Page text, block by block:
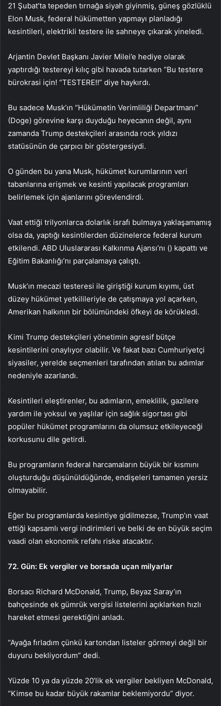
21 Şubat’ta tepeden tırnağa siyah giyinmiş, güneş gözlüklü
Elon Musk, federal hükümetten yapmayı planladığı
kesintileri, elektrikli testere ile sahneye çıkarak yineledi.
Arjantin Devlet Başkanı Javier Milei’e hediye olarak
yaptırdığı testereyi kılıç gibi havada tutarken “Bu testere
bürokrasi için! “TESTERE!!” diye haykırdı.
Bu sadece Musk’ın “Hükümetin Verimliliği Departmanı”
(Doge) görevine karşı duyduğu heyecanın değil, aynı
zamanda Trump destekçileri arasında rock yıldızı
statüsünün de çarpıcı bir göstergesiydi.
O günden bu yana Musk, hükümet kurumlarının veri
tabanlarına erişmek ve kesinti yapılacak programları
belirlemek için ajanlarını görevlendirdi.
Vaat ettiği trilyonlarca dolarlık israfı bulmaya yaklaşamamış
olsa da, yaptığı kesintilerden düzinelerce federal kurum
etkilendi. ABD Uluslararası Kalkınma Ajansı’nı () kapattı ve
Eğitim Bakanlığı’nı parçalamaya çalıştı.
Musk’ın mecazi testeresi ile giriştiği kurum kıyımı, üst
düzey hükümet yetkilileriyle de çatışmaya yol açarken,
Amerikan halkının bir bölümündeki öfkeyi de körükledi.
Kimi Trump destekçileri yönetimin agresif bütçe
kesintilerini onaylıyor olabilir. Ve fakat bazı Cumhuriyetçi
siyasiler, yerelde seçmenleri tarafından atılan bu adımlar
nedeniyle azarlandı.
Kesintileri eleştirenler, bu adımların, emeklilik, gazilere
yardım ile yoksul ve yaşlılar için sağlık sigortası gibi
popüler hükümet programlarını da olumsuz etkileyeceği
korkusunu dile getirdi.
Bu programların federal harcamaların büyük bir kısmını
oluşturduğu düşünüldüğünde, endişeleri tamamen yersiz
olmayabilir.
Eğer bu programlarda kesintiye gidilmezse, Trump’ın vaat
ettiği kapsamlı vergi indirimleri ve belki de en büyük seçim
vaadi olan ekonomik refahı riske atacaktır.
72. Gün: Ek vergiler ve borsada uçan milyarlar
Borsacı Richard McDonald, Trump, Beyaz Saray’ın
bahçesinde ek gümrük vergisi listelerini açıklarken hızlı
hareket etmesi gerektiğini anladı.
“Ayağa fırladım çünkü kartondan listeler görmeyi değil bir
duyuru bekliyordum” dedi.
Yüzde 10 ya da yüzde 20’lik ek vergiler bekliyen McDonald,
“Kimse bu kadar büyük rakamlar beklemiyordu” diyor.